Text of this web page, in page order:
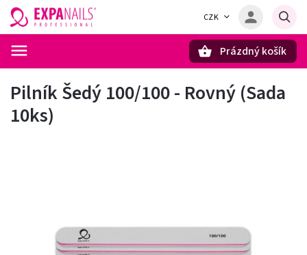
CZK
Prázdný košík
Pilník Šedý 100/100 - Rovný (Sada
10ks)